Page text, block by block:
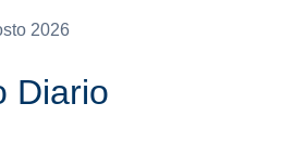
2026
Diario